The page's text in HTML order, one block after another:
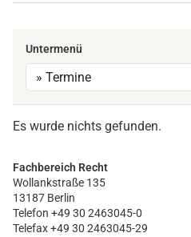
Untermenü
Es wurde nichts gefunden.
Fachbereich Recht
Wollankstraße 135
13187 Berlin
Telefon +49 30 2463045-0
Telefax +49 30 2463045-29